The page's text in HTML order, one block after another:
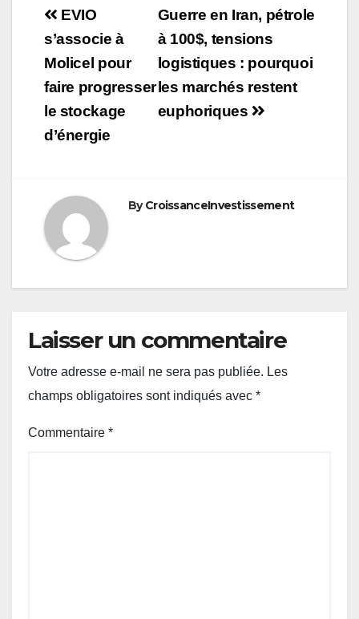
Navigation
de
l’article
Guerre en Iran, pétrole
à 100$, tensions
logistiques : pourquoi
les marchés restent
euphoriques
EVIO
s’associe à
Molicel pour
faire progresser
le stockage
d’énergie
ByCroissanceInvestissement
Laisser un commentaire
Votre adresse e-mail ne sera pas publiée. Les
champs obligatoires sont indiqués avec *
Commentaire *